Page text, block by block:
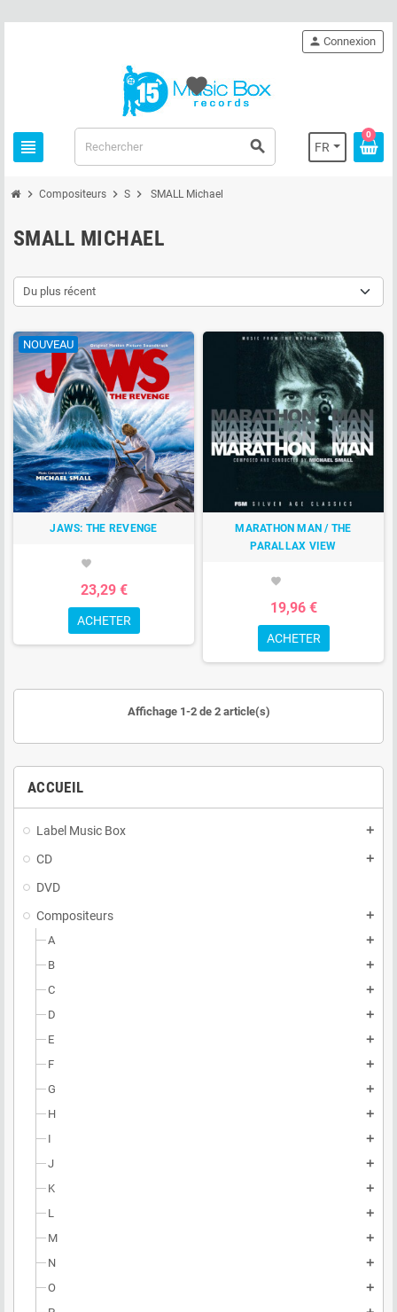
view_headline search FR
person Connexion
0
favorite
chevron_right Compositeurs chevron_right S chevron_right SMALL Michael
ACCUEIL
Label Music Box add
CD add
DVD
Compositeurs
add
A add
B add
C add
D add
E add
F add
G add
H add
I add
J add
K add
L add
M add
N add
O add
SMALL MICHAEL
Du plus récent
NOUVEAU
JAWS: THE REVENGE
favorite
23,29 €
ACHETER
MARATHON MAN / THE
PARALLAX VIEW
favorite
19,96 €
ACHETER
Affichage 1-2 de 2 article(s)